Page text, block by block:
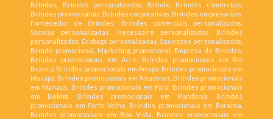
Brindes, Brindes personalizados, Brinde, Brindes comerciais,
Brindes promocionais, Brindes corporativos, Brindes empresariais,
Fornecedor de Brindes, Brindes comerciais personalizados,
Sacolas personalizadas, Necessaire personalizadas, Brindes
personalizados, Ecobags personalizadas, Squeezes personalizados,
Brinde promocional, Marketing promocional, Empresa de Brindes,
Brindes promocionais em Acre, Brindes promocionais em Rio
Branco, Brindes promocionais em Amapá, Brindes promocionais em
Macapá, Brindes promocionais em Amazonas, Brindes promocionais
em Manaus, Brindes promocionais em Pará, Brindes promocionais
em Belém, Brindes promocionais em Rondônia, Brindes
promocionais em Porto Velho, Brindes promocionais em Roraima,
Brindes promocionais em Boa Vista, Brindes promocionais em